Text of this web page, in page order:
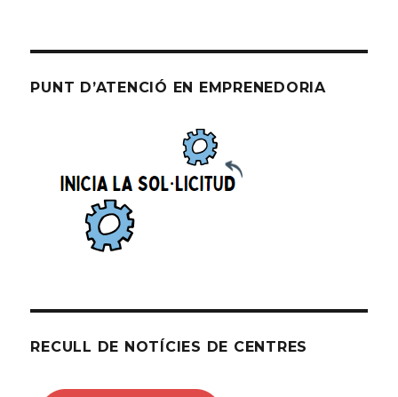
PUNT D’ATENCIÓ EN EMPRENEDORIA
RECULL DE NOTÍCIES DE CENTRES